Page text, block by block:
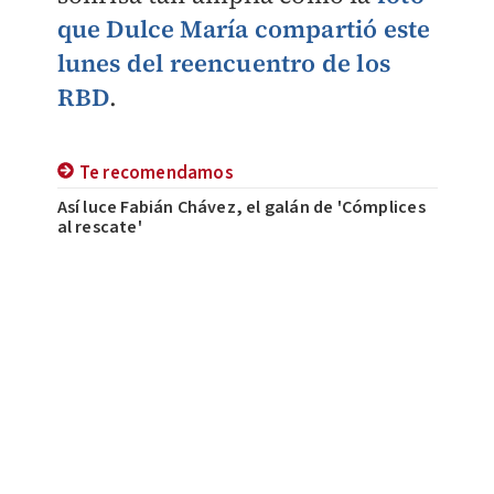
que Dulce María compartió este
lunes del reencuentro de los
RBD.
Te recomendamos
Así luce Fabián Chávez, el galán de 'Cómplices
al rescate'